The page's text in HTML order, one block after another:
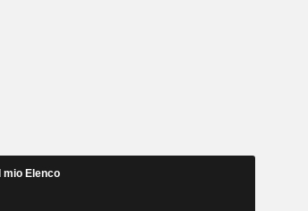
Il mio Elenco